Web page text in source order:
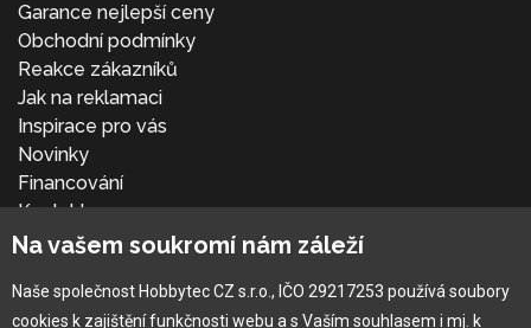
Garance nejlepší ceny
Obchodní podmínky
Reakce zákazníků
Jak na reklamaci
Inspirace pro vás
Novinky
Financování
Kontakt
Přihlásit se
Na vašem soukromí nám záleží
Naše společnost Hobbytec CZ s.r.o., IČO 29217253 používá soubory
cookies k zajištění funkčnosti webu a s Vaším souhlasem i mj. k